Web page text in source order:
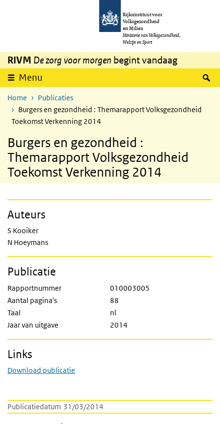
Overslaan en naar de inhoud gaan
Rijksinstituut voor
Volksgezondheid
en Milieu
Ministerie van Volksgezondheid,
Welzijn en Sport
RIVM De zorg voor morgen begint vandaag
Menu
Home
Publicaties
Burgers en gezondheid : Themarapport Volksgezondheid
Toekomst Verkenning 2014
Burgers en gezondheid :
Themarapport Volksgezondheid
Toekomst Verkenning 2014
Publicatiedatum 31/03/2014
Auteurs
S Kooiker
N Hoeymans
Publicatie
Rapportnummer
010003005
Aantal pagina's
88
Taal
nl
Jaar van uitgave
2014
Links
Download publicatie